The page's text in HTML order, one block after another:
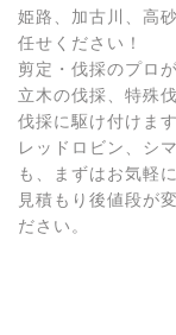
姫路、加古川、高
任せください！
剪定・伐採のプロ
立木の伐採、特殊
伐採に駆け付けます
レッドロビン、シ
も、まずはお気軽
見積もり後値段が
ださい。